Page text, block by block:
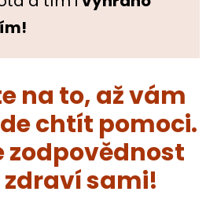
na to, až vám
chtít pomoci.
zodpovědnost
zdraví sami!